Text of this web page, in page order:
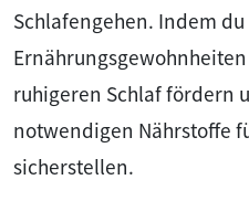
Schlafengehen. Indem
ruhigeren Schlaf fördern
notwendigen Nährstoffe
sicherstellen.